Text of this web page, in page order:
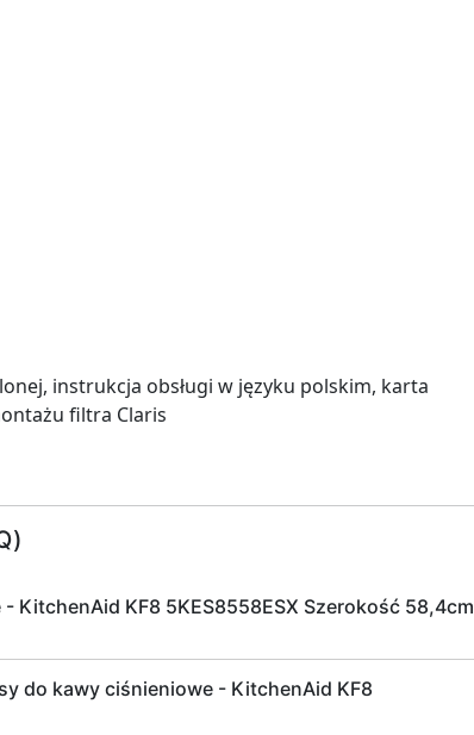
instrukcja obsługi w języku polskim, karta
filtra Claris
KitchenAid KF8 5KES8558ESX Szerokość 58,4cm
do kawy ciśnieniowe - KitchenAid KF8